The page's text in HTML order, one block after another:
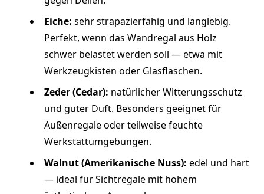
Eiche: sehr strapazierfähig und langlebig.
Perfekt, wenn das Wandregal aus Holz
schwer belastet werden soll — etwa mit
Werkzeugkisten oder Glasflaschen.
Zeder (Cedar): natürlicher Witterungsschutz
und guter Duft. Besonders geeignet für
Außenregale oder teilweise feuchte
Werkstattumgebungen.
Walnut (Amerikanische Nuss): edel und hart
— ideal für Sichtregale mit hohem